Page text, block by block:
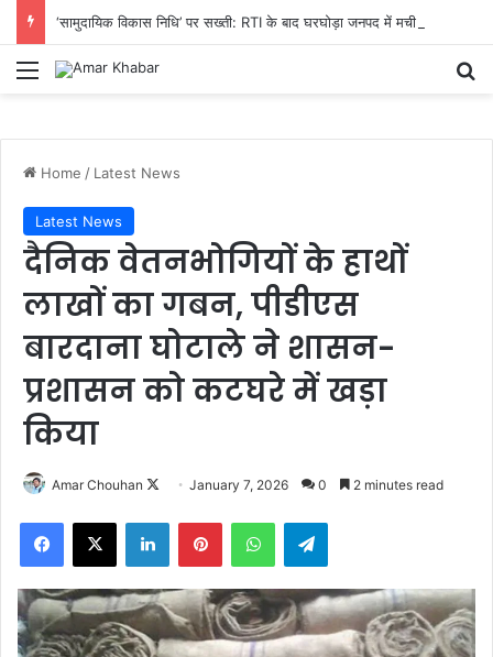
Menu
Home / Latest News
Latest News
दैनिक वेतनभोगियों के हाथों
लाखों का गबन, पीडीएस
बारदाना घोटाले ने शासन-
प्रशासन को कटघरे में खड़ा
किया
Amar Chouhan
FollowJanuary 7, 2026 0 2 minutes read
Facebook
X LinkedInPinterestWhatsAppTelegram